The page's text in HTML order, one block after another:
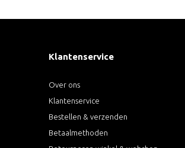
Klantenservice
Over ons
Klantenservice
Bestellen & verzenden
Betaalmethoden